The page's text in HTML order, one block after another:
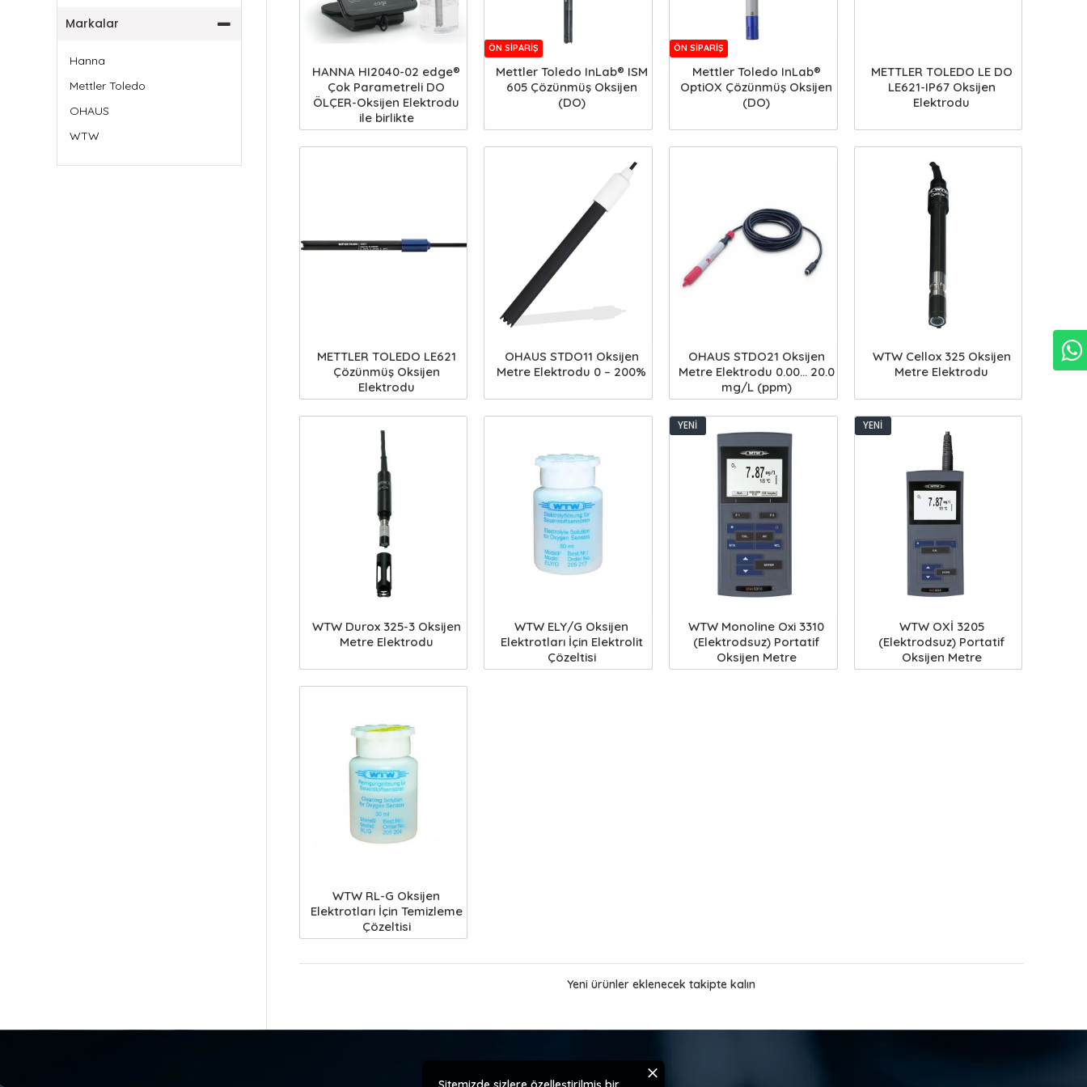
Markalar
Hanna
Mettler Toledo
OHAUS
WTW
HANNA HI2040-02 edge®
Çok Parametreli DO
ÖLÇER-Oksijen Elektrodu
ile birlikte
ÖN SIPARIŞ
Mettler Toledo InLab® ISM
605 Çözünmüş Oksijen
(DO)
ÖN SIPARIŞ
Mettler Toledo InLab®
OptiOX Çözünmüş Oksijen
(DO)
METTLER TOLEDO LE DO
LE621-IP67 Oksijen
Elektrodu
METTLER TOLEDO LE621
Çözünmüş Oksijen
Elektrodu
OHAUS STDO11 Oksijen
Metre Elektrodu 0 – 200%
OHAUS STDO21 Oksijen
Metre Elektrodu 0.00... 20.0
mg/L (ppm)
WTW Cellox 325 Oksijen
Metre Elektrodu
WTW Durox 325-3 Oksijen
Metre Elektrodu
WTW ELY/G Oksijen
Elektrotları İçin Elektrolit
Çözeltisi
YENI
WTW Monoline Oxi 3310
(Elektrodsuz) Portatif
Oksijen Metre
YENI
WTW OXİ 3205
(Elektrodsuz) Portatif
Oksijen Metre
WTW RL-G Oksijen
Elektrotları İçin Temizleme
Çözeltisi
Yeni ürünler eklenecek takipte kalın